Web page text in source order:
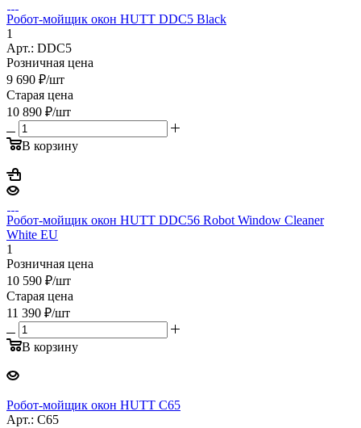
Робот-мойщик окон HUTT DDC5 Black
1
Арт.: DDC5
Розничная цена
9 690 ₽/шт
Старая цена
10 890 ₽/шт
В корзину
Робот-мойщик окон HUTT DDC56 Robot Window Cleaner
White EU
1
Розничная цена
10 590 ₽/шт
Старая цена
11 390 ₽/шт
В корзину
Робот-мойщик окон HUTT C65
Арт.: C65